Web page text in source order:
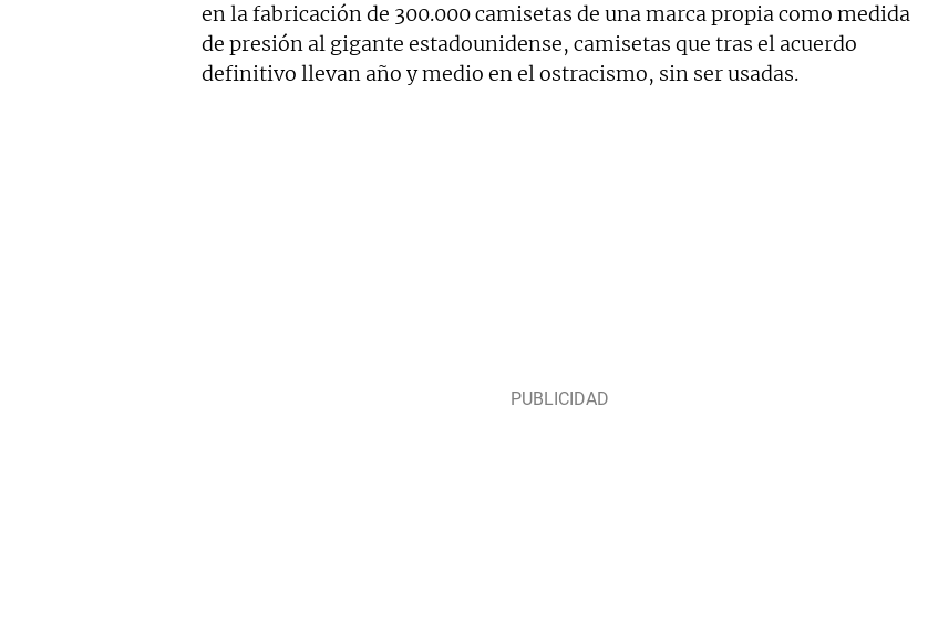
en la fabricación de 300.000 camisetas de una marca propia como medida
de presión al gigante estadounidense, camisetas que tras el acuerdo
definitivo llevan año y medio en el ostracismo, sin ser usadas.